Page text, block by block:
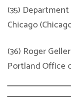
(35)
Chicago
(36) Roger
Portland Office